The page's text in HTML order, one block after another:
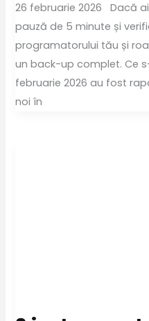
26 februarie 2026 Dacă
pauză de 5 minute și
programatorului tău și
un back-up complet. Ce
februarie 2026 au fost
noi în